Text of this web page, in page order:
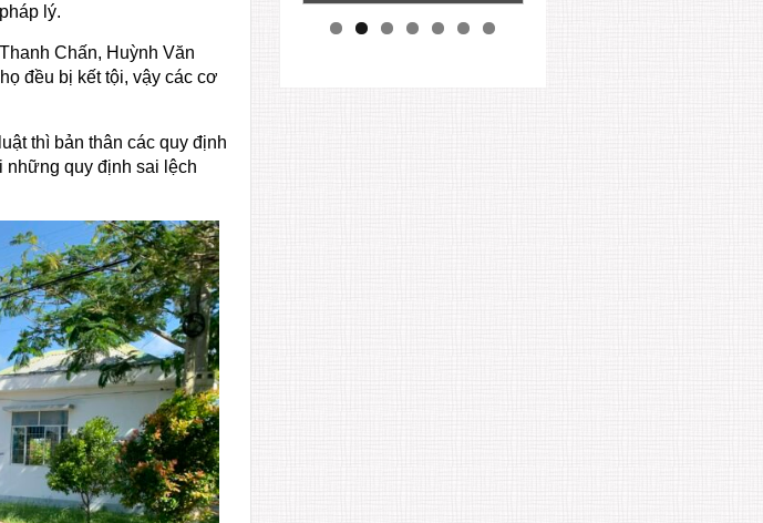
lý.
Chấn, Huỳnh Văn
đều bị kết tội, vậy các cơ
thì bản thân các quy định
những quy định sai lệch